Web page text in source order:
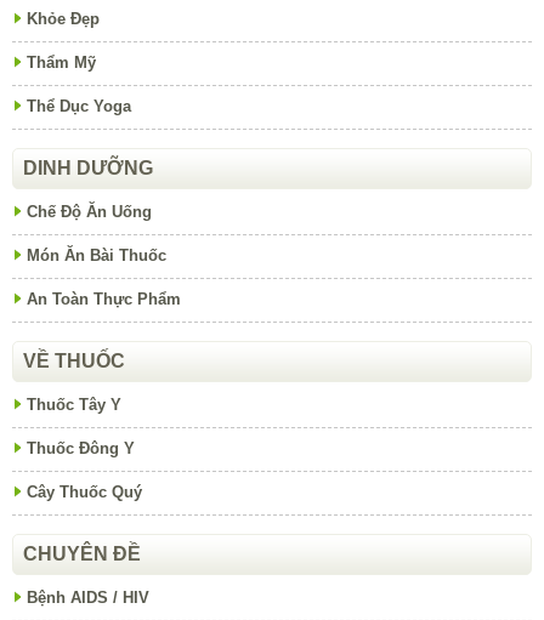
Khỏe Đẹp
Thẩm Mỹ
Thể Dục Yoga
DINH DƯỠNG
Chế Độ Ăn Uống
Món Ăn Bài Thuốc
An Toàn Thực Phẩm
VỀ THUỐC
Thuốc Tây Y
Thuốc Đông Y
Cây Thuốc Quý
CHUYÊN ĐỀ
Bệnh AIDS / HIV